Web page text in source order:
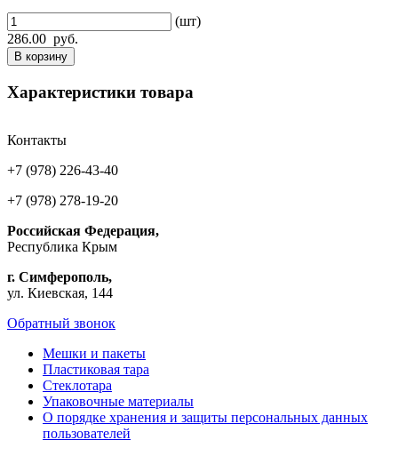
(шт)
286.00 руб.
В корзину
Характеристики товара
Контакты
+7 (978) 226-43-40
+7 (978) 278-19-20
Российская Федерация,
Республика Крым
г. Симферополь,
ул. Киевская, 144
Обратный звонок
Мешки и пакеты
Пластиковая тара
Стеклотара
Упаковочные материалы
О порядке хранения и защиты персональных данных
пользователей